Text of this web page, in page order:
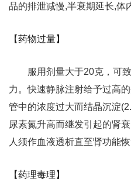
品的排泄减慢,半衰期延长,体
【药物过量】
服用剂量大于20克，可
力。快速静脉注射给予过高
管中的浓度过大而结晶沉淀
尿素氮升高而继发引起的肾
人须作血液透析直至肾功能恢
【药理毒理】